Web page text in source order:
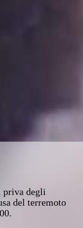
priva degli
del terremoto